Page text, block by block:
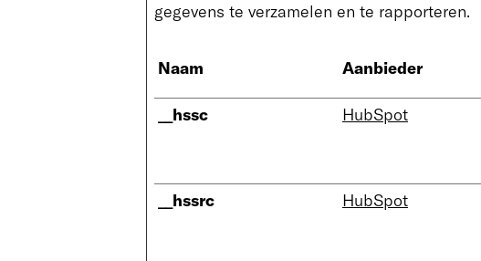
gegevens te verzamelen en te rapporteren.
Naam Aanbieder
__hssc HubSpot
__hssrc HubSpot